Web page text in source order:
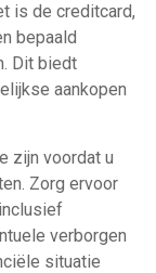
is de creditcard,
bepaald
Dit biedt
aankopen
zijn voordat u
Zorg ervoor
verborgen
situatie